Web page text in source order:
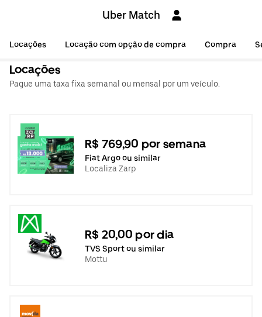
Uber Match
Locações Locação com opção de compra Compra
Locações
Pague uma taxa fixa semanal ou mensal por um veículo.
R$ 769,90 por semana
Fiat Argo ou similar
Localiza Zarp
R$ 20,00 por dia
TVS Sport ou similar
Mottu